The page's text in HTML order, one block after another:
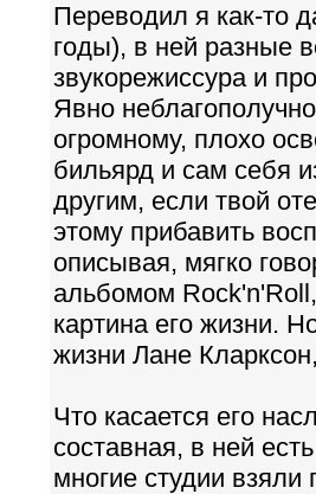
Переводил я как-то
годы), в ней разные
звукорежиссура и
Явно
огромному, плохо
бильярд и сам себя
другим, если твой
этому прибавить
описывая, мягко
альбомом
картина его жизни.
жизни Лане
Что касается его
составная, в ней
многие студии взяли